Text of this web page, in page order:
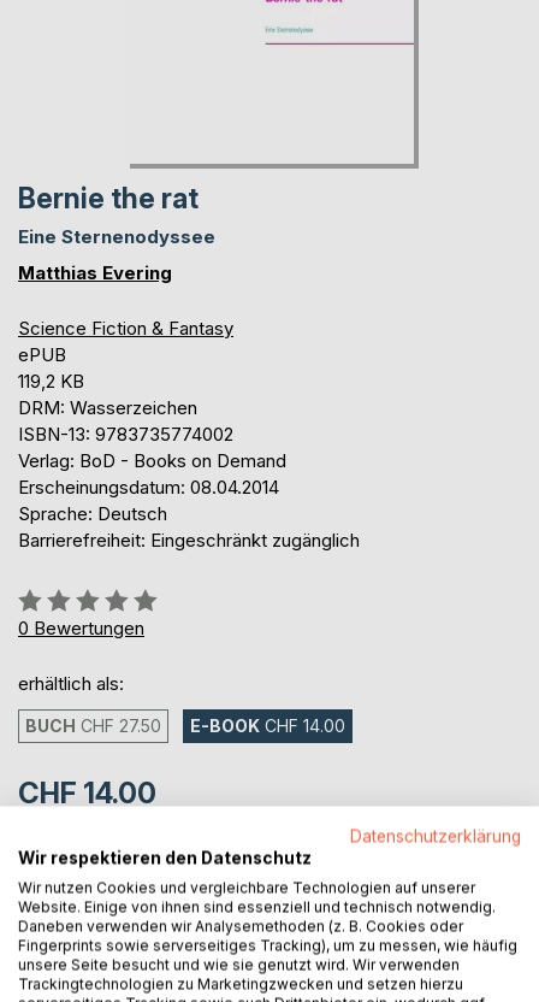
Bernie the rat
Eine Sternenodyssee
Matthias Evering
Science Fiction & Fantasy
ePUB
119,2 KB
DRM: Wasserzeichen
ISBN-13: 9783735774002
Verlag: BoD - Books on Demand
Erscheinungsdatum: 08.04.2014
Sprache: Deutsch
Barrierefreiheit: Eingeschränkt zugänglich
Bewertung::
0%
0 Bewertungen
erhältlich als:
BUCH CHF 27.50 E-BOOK CHF 14.00
CHF 14.00
sofort verfügbar als Download
IN DEN WARENKORB
Datenschutzerklärung
Wir respektieren den Datenschutz
Wir nutzen Cookies und vergleichbare Technologien auf unserer
Website. Einige von ihnen sind essenziell und technisch notwendig.
Daneben verwenden wir Analysemethoden (z. B. Cookies oder
Fingerprints sowie serverseitiges Tracking), um zu messen, wie häufig
unsere Seite besucht und wie sie genutzt wird. Wir verwenden
Trackingtechnologien zu Marketingzwecken und setzen hierzu